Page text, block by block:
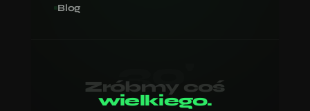
Blog
30'
Zróbmy coś
wielkiego.